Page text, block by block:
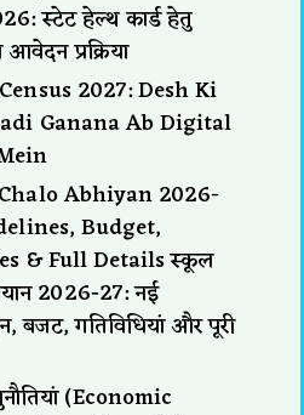
स्टेट हेल्थ कार्ड हेतु
प्रक्रिया
2027: Desh Ki
Ganana Ab Digital
Abhiyan 2026-
Budget,
& Full Details स्कूल
2026-27: नई
बजट, गतिविधियां और पूरी
(Economic